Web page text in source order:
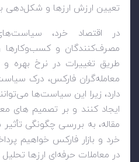
تعیین ارزش ارزها و شکل‌دهی
در اقتصاد خرد،
مصرف‌کنندگان و کسب‌وکارها
طریق تغییرات در نرخ بهره و
معامله‌گران فارکس، درک
دارد، زیرا این سیاست‌ها
ایجاد کنند و بر تصمیم های
مقاله، به بررسی چگونگی
خرد و بازار فارکس خواهیم
در معاملات حرفه‌ای ارزها